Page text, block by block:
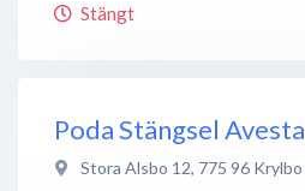
Stängt
Poda Stängsel Avesta
Stora Alsbo 12, 775 96 Krylbo